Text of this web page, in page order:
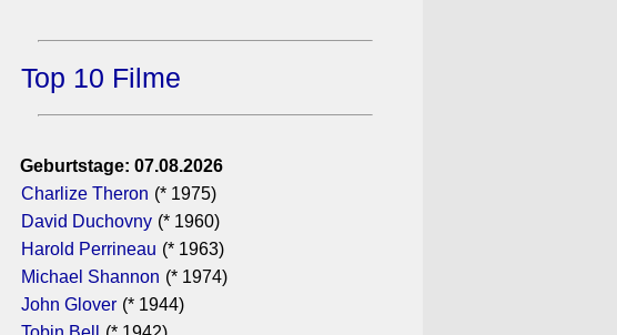
Top 10 Filme
Geburtstage: 07.08.2026
Charlize Theron (* 1975)
David Duchovny (* 1960)
Harold Perrineau (* 1963)
Michael Shannon (* 1974)
John Glover (* 1944)